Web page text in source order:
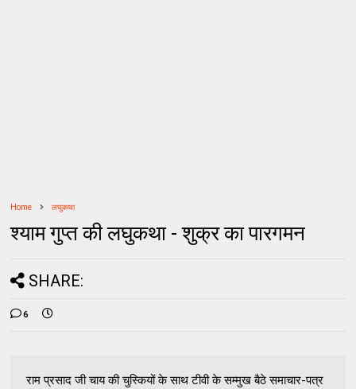
Home लघुकथा
श्याम गुप्त की लघुकथा - शुक्र का पारगमन
SHARE:
6
राम प्रसाद जी चाय की चुस्कियों के साथ टीवी के सम्मुख बैठे समाचार-पत्र